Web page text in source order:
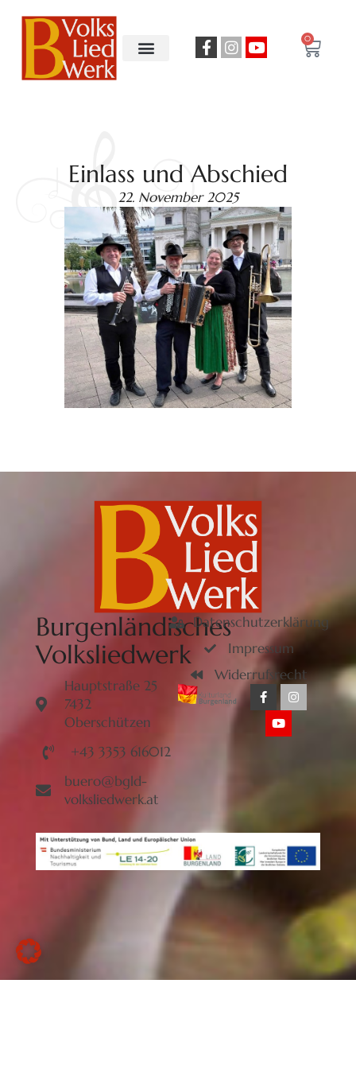
0
Einlass und Abschied
22. November 2025
Burgenländisches
Volksliedwerk
Hauptstraße 25
7432
Oberschützen
+43 3353 616012
buero@bgld-
volksliedwerk.at
Datenschutzerklärung
Impressum
Widerrufsrecht